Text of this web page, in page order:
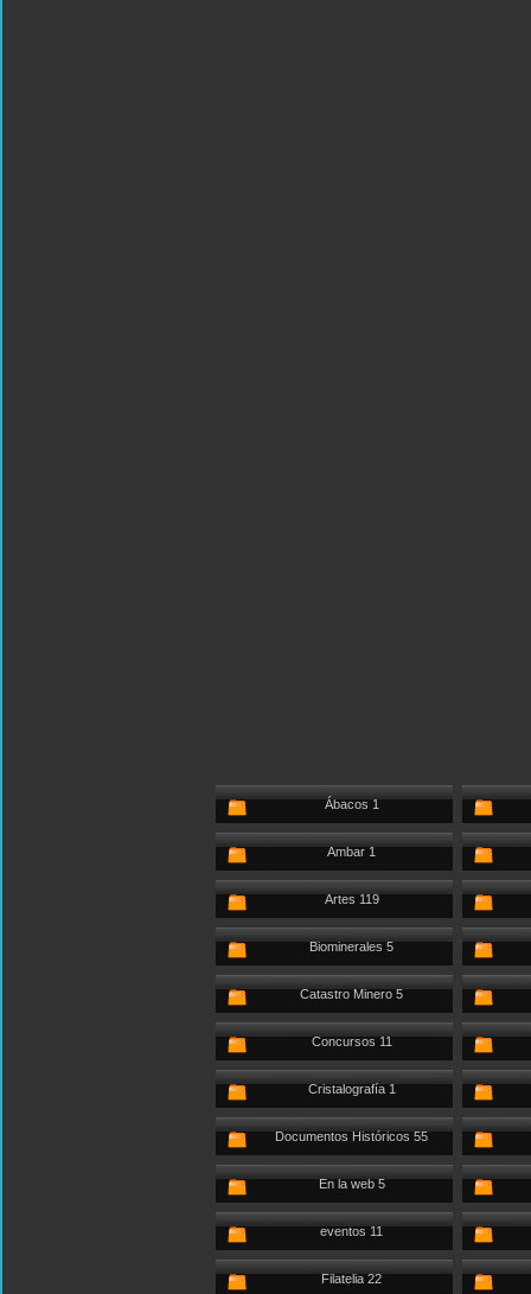
Ábacos 1
Ambar 1
Artes 119
Biominerales 5
Catastro Minero 5
Concursos 11
Cristalografía 1
Documentos Históricos 55
En la web 5
eventos 11
Filatelia 22